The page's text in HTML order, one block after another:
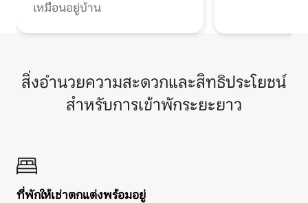
เหมือนอยู่บ้าน
สิ่งอำนวยความสะดวกและสิทธิประโยชน์
สำหรับการเข้าพักระยะยาว
ที่พักให้เช่าตกแต่งพร้อมอยู่